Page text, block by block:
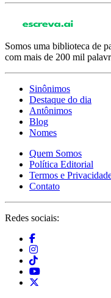
Somos uma biblioteca de
com mais de 200 mil
Sinônimos
Destaque do dia
Antônimos
Blog
Nomes
Quem Somos
Política Editorial
Termos e
Contato
Redes sociais: